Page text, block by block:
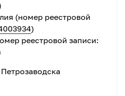
(номер реестровой
)
реестровой записи: